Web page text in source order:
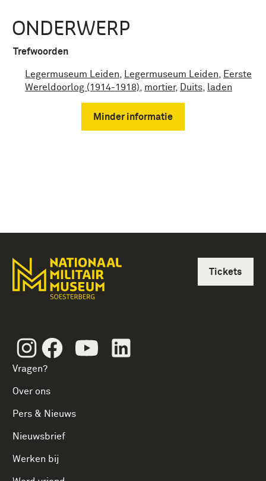
ONDERWERP
Trefwoorden
Legermuseum Leiden Legermuseum Leiden
Eerste
Wereldoorlog (1914-1918)
mortier, Duits laden
Minder informatie
InstagramFacebookYoutube
Vragen?
Over ons
Pers & Nieuws
Nieuwsbrief
Werken bij
Tickets